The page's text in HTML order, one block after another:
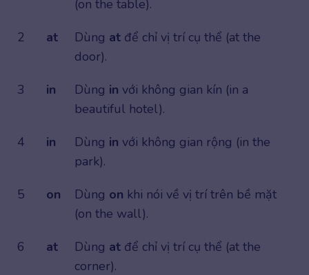
(on the table).
2
at Dùng at để chỉ vị trí cụ thể (at the
door).
3
in Dùng in với không gian kín (in a
beautiful hotel).
4
in Dùng in với không gian rộng (in the
park).
5
on Dùng on khi nói về vị trí trên bề mặt
(on the wall).
6
at Dùng at để chỉ vị trí cụ thể (at the
corner).